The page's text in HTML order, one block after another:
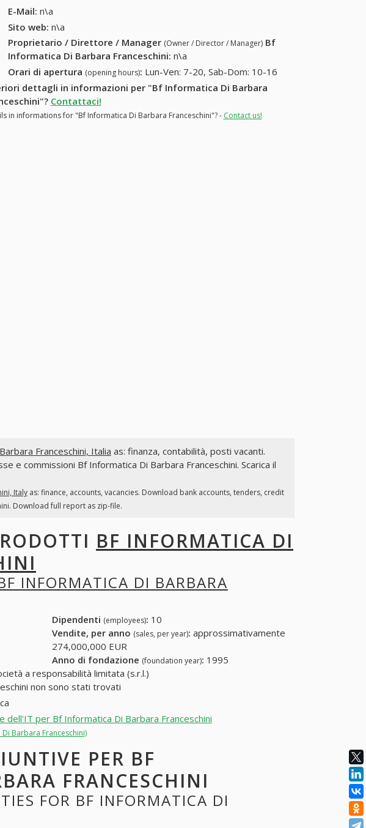
E-Mail: n\a
Sito web: n\a
Proprietario / Direttore / Manager (Owner / Director / Manager) Bf
Informatica Di Barbara Franceschini: n\a
Orari di apertura (opening hours): Lun-Ven: 7-20, Sab-Dom: 10-16
dettagli in informazioni per "Bf Informatica Di Barbara
Contattaci!
in informations for "Bf Informatica Di Barbara Franceschini"? - Contact us!
Franceschini, Italia as: finanza, contabilità, posti vacanti.
e commissioni Bf Informatica Di Barbara Franceschini. Scarica il
Italyas: finance, accounts, vacancies. Download bank accounts, tenders, credit
Download full report as zip-file.
BF INFORMATICA DI
INFORMATICA DI BARBARA
Dipendenti (employees): 10
Vendite, per anno (sales, per year): approssimativamente
274,000,000 EUR
Anno di fondazione (foundation year): 1995
a responsabilità limitata (s.r.l.)
non sono stati trovati
per Bf Informatica Di Barbara Franceschini
Barbara Franceschini)
PER BF
FRANCESCHINI
FOR BF INFORMATICA DI